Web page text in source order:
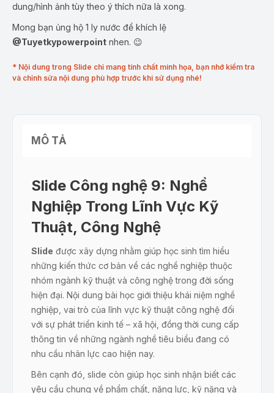
dung/hình ảnh tùy theo ý thích nữa là xong.
Mong bạn ủng hộ 1 ly nước để khích lệ
@Tuyetkypowerpoint nhen. 😉
* Nội dung trong Slide chỉ mang tính chất minh họa, bạn nhớ kiểm tra
và chỉnh sửa nội dung phù hợp trước khi sử dụng nhé!
MÔ TẢ
Slide Công nghệ 9: Nghề
Nghiệp Trong Lĩnh Vực Kỹ
Thuật, Công Nghệ
Slide được xây dựng nhằm giúp học sinh tìm hiểu
những kiến thức cơ bản về các nghề nghiệp thuộc
nhóm ngành kỹ thuật và công nghệ trong đời sống
hiện đại. Nội dung bài học giới thiệu khái niệm nghề
nghiệp, vai trò của lĩnh vực kỹ thuật công nghệ đối
với sự phát triển kinh tế – xã hội, đồng thời cung cấp
thông tin về những ngành nghề tiêu biểu đang có
nhu cầu nhân lực cao hiện nay.
Bên cạnh đó, slide còn giúp học sinh nhận biết các
yêu cầu chung về phẩm chất, năng lực, kỹ năng và